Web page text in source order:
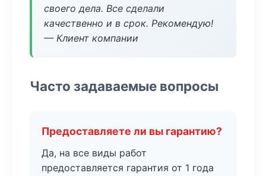
своего дела. Все сделали
качественно и в срок. Рекомендую!
— Клиент компании
Часто задаваемые вопросы
Предоставляете ли вы гарантию?
Да, на все виды работ
предоставляется гарантия от 1 года